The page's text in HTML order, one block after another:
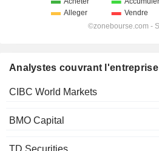
Analystes couvrant l'entreprise
CIBC World Markets
BMO Capital